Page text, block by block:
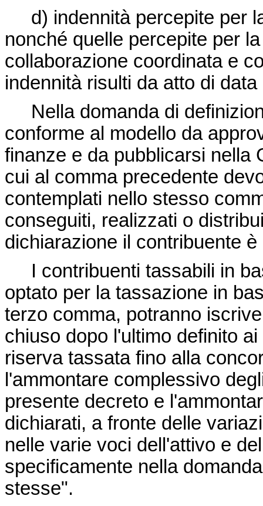
d) indennità percepite per
nonché quelle percepite per
collaborazione coordinata e
indennità risulti da atto di
Nella domanda di
conforme al modello da
finanze e da pubblicarsi nella
cui al comma precedente
contemplati nello stesso
conseguiti, realizzati o
dichiarazione il contribuente
I contribuenti tassabili in
optato per la tassazione in
terzo comma, potranno
chiuso dopo l'ultimo definito
riserva tassata fino alla
l'ammontare complessivo
presente decreto e
dichiarati, a fronte delle
nelle varie voci dell'attivo e
specificamente nella
stesse".